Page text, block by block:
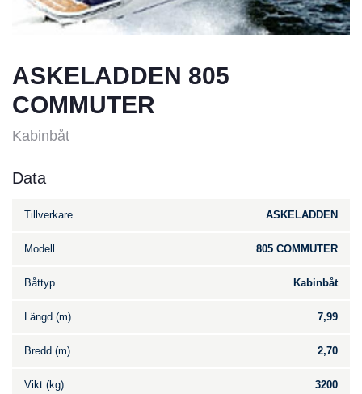
ASKELADDEN 805
COMMUTER
Kabinbåt
Data
Tillverkare ASKELADDEN
Modell 805 COMMUTER
Båttyp Kabinbåt
Längd (m) 7,99
Bredd (m) 2,70
Vikt (kg) 3200